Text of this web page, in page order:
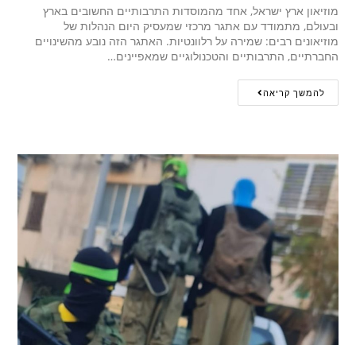
מוזיאון ארץ ישראל, אחד מהמוסדות התרבותיים החשובים בארץ
ובעולם, מתמודד עם אתגר מרכזי שמעסיק היום הנהלות של
מוזיאונים רבים: שמירה על רלוונטיות. האתגר הזה נובע מהשינויים
החברתיים, התרבותיים והטכנולוגיים שמאפיינים…
להמשך קריאה